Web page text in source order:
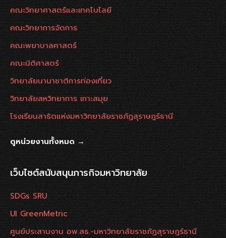
คณะวิทยาศาสตร์และเทคโนโลยี
คณะวิทยาการจัดการ
คณะพยาบาลศาสตร์
คณะนิติศาสตร์
วิทยาลัยนานาชาติการท่องเที่ยว
วิทยาลัยสหวิทยาการ เกาะสมุย
โรงเรียนสาธิตแห่งมหาวิทยาลัยราชภัฏสุราษฎร์ธานี
ดูหน่วยงานทั้งหมด →
เว็บไซต์สนับสนุนภารกิจมหาวิทยาลัย
SDGs SRU
UI GreenMetric
ศูนย์ประสานงาน อพ.สธ.-มหาวิทยาลัยราชภัฏสุราษฎร์ธานี